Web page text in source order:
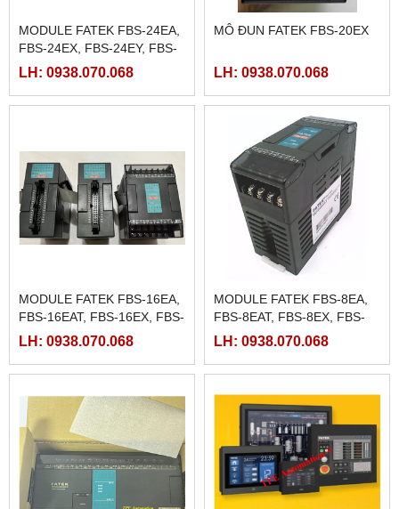
MODULE FATEK FBS-24EA,
FBS-24EX, FBS-24EY, FBS-
24EYT
LH: 0938.070.068
MÔ ĐUN FATEK FBS-20EX
LH: 0938.070.068
MODULE FATEK FBS-16EA,
FBS-16EAT, FBS-16EX, FBS-
16EY, FBS-16EYT
LH: 0938.070.068
MODULE FATEK FBS-8EA,
FBS-8EAT, FBS-8EX, FBS-
8EY, FBS-8EYT
LH: 0938.070.068